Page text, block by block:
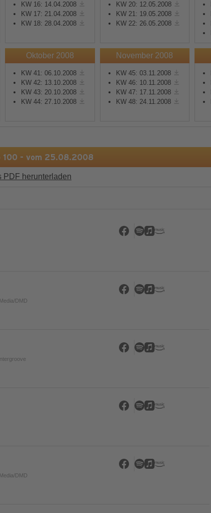
der Nutzung des Service
zu, um diese Inhalte
anzuzeigen.
Mehr Informationen
Akzeptieren
powered byUsercentrics
KW 16: 14.04.2008
KW 17: 21.04.2008
KW 18: 28.04.2008
KW 20: 12.05.2008
KW 21: 19.05.2008
KW 22: 26.05.2008
Oktober 2008
KW 41: 06.10.2008
KW 42: 13.10.2008
KW 43: 20.10.2008
KW 44: 27.10.2008
November 2008
KW 45: 03.11.2008
KW 46: 10.11.2008
KW 47: 17.11.2008
KW 48: 24.11.2008
100 - vom 25.08.2008
PDF herunterladen
DMD
DMD